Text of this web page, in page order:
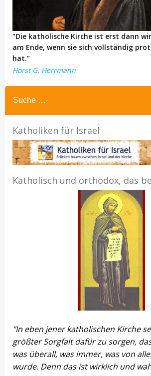
“Die katholische Kirche ist erst dann
am Ende, wenn sie sich vollständig
hat.”
Horst G. Herrmann
Katholiken für Israel
Katholisch und orthodox, das
"In eben jener katholischen Kirche
größter Sorgfalt dafür zu sorgen,
was überall, was immer, was von
wurde. Denn das ist wirklich und